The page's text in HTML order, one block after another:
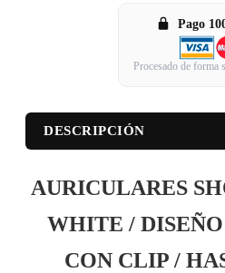
Pago
Procesado de forma
DESCRIPCIÓN
AURICULARES
WHITE /
CON CLIP /